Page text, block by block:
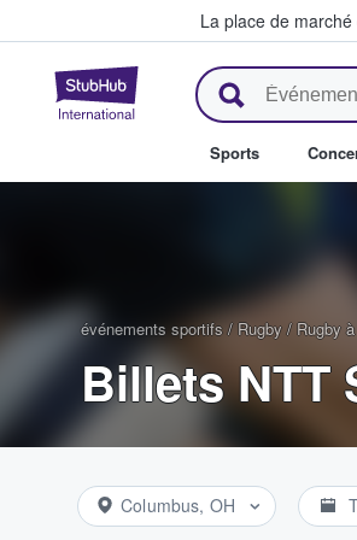
La place de
StubHub - Où
Sports
événements sportifs / Rugby / Rugby
Billets NTT
Columbus, OH